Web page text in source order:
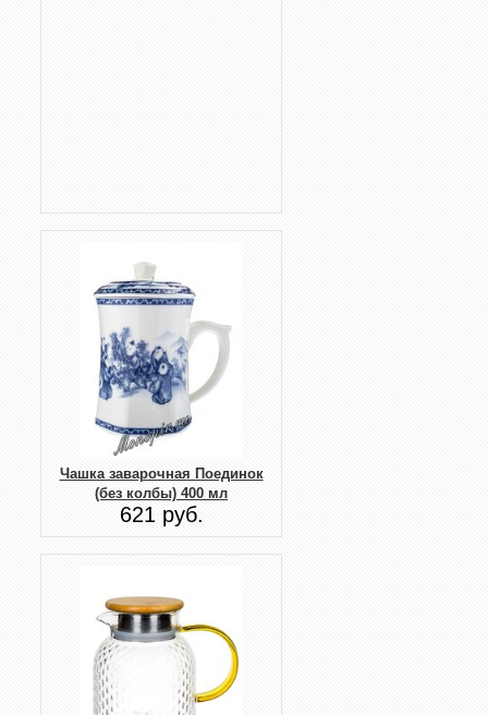
Чашка заварочная Поединок
(без колбы) 400 мл
621 руб.